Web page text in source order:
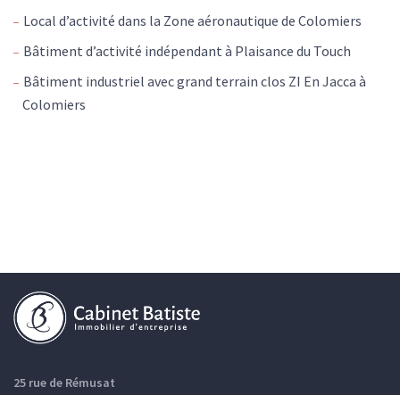
Local d’activité dans la Zone aéronautique de Colomiers
Bâtiment d’activité indépendant à Plaisance du Touch
Bâtiment industriel avec grand terrain clos ZI En Jacca à
Colomiers
25 rue de Rémusat